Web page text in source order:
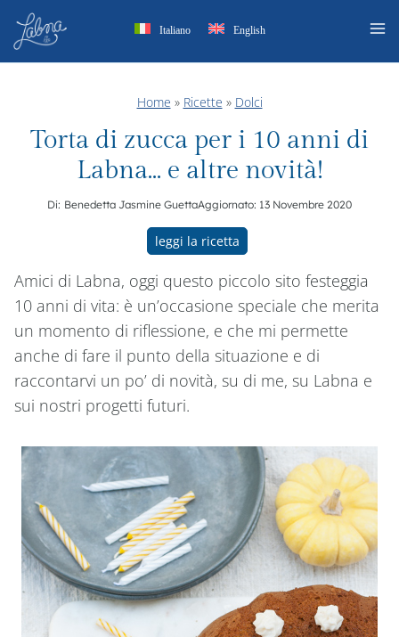
Salta
contenuto
Italiano English
Home » Ricette » Dolci
Torta di zucca per i 10 anni di
Labna… e altre novità!
Di: Benedetta Jasmine GuettaAggiornato: 13 Novembre 2020
leggi la ricetta
Amici di Labna, oggi questo piccolo sito festeggia
10 anni di vita: è un’occasione speciale che merita
un momento di riflessione, e che mi permette
anche di fare il punto della situazione e di
raccontarvi un po’ di novità, su di me, su Labna e
sui nostri progetti futuri.